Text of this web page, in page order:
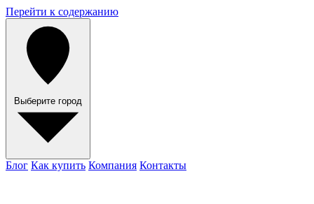
Перейти к содержанию
Выберите город
Блог Как купить Компания Контакты